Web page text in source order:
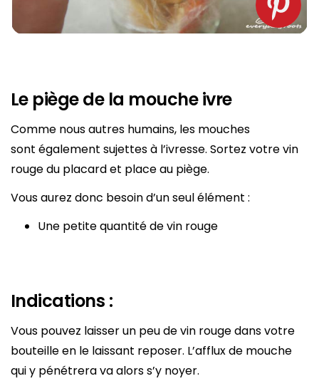
Le piège de la mouche ivre
Comme nous autres humains, les mouches
sont également sujettes à l’ivresse. Sortez votre vin
rouge du placard et place au piège.
Vous aurez donc besoin d’un seul élément :
Une petite quantité de vin rouge
Indications :
Vous pouvez laisser un peu de vin rouge dans votre
bouteille en le laissant reposer. L’afflux de mouche
qui y pénétrera va alors s’y noyer.